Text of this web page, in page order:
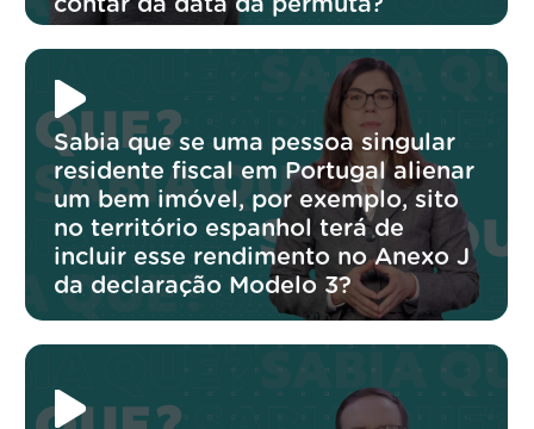
Sabia que se uma pessoa singular
residente fiscal em Portugal alienar
um bem imóvel, por exemplo, sito
no território espanhol terá de
incluir esse rendimento no Anexo J
da declaração Modelo 3?